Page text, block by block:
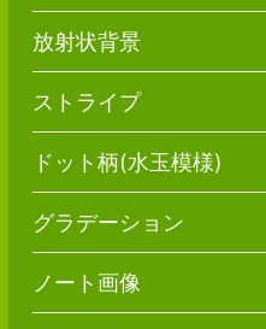
放射状背景
ストライプ
ドット柄(水玉模様)
グラデーション
ノート画像